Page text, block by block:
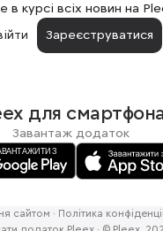
в курсі всіх новин на
Зареєструватися
для
Завантаж додаток
сайтом · Політика